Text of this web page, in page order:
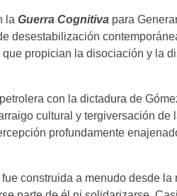
la Guerra Cognitiva para
desestabilización
propician la disociación y la
con la dictadura de
cultural y tergiversación de
profundamente
construida a menudo desde la